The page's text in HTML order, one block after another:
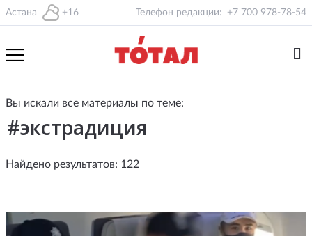
Астана +16 Телефон редакции: +7 700 978-78-54
Вы искали все материалы по теме:
Найдено результатов: 122